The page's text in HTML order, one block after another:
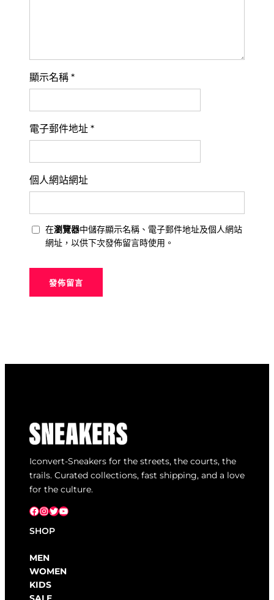
顯示名稱 *
電子郵件地址 *
個人網站網址
在瀏覽器中儲存顯示名稱、電子郵件地址及個人網站
網址，以供下次發佈留言時使用。
Iconvert-Sneakers for the streets, the courts, the
trails. Curated collections, fast shipping, and a love
for the culture.
Facebook InstagramX YouTube
SHOP
MEN
WOMEN
KIDS